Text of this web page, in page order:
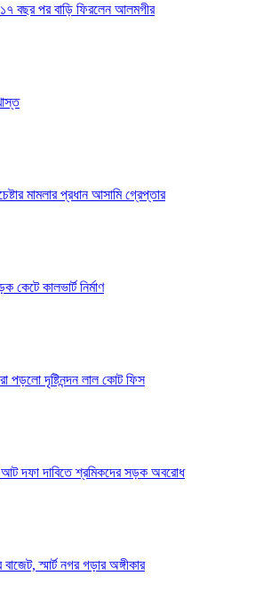
বছর পর বাড়ি ফিরলেন আলমগীর
মামলার প্রধান আসামি গ্রেপ্তার
কেটে কালভার্ট নির্মাণ
পড়লো দৃষ্টিনন্দন লাল কোট ফিস
আট দফা দাবিতে শ্রমিকদের সড়ক অবরোধ
স্মার্ট নগর গড়ার অঙ্গীকার